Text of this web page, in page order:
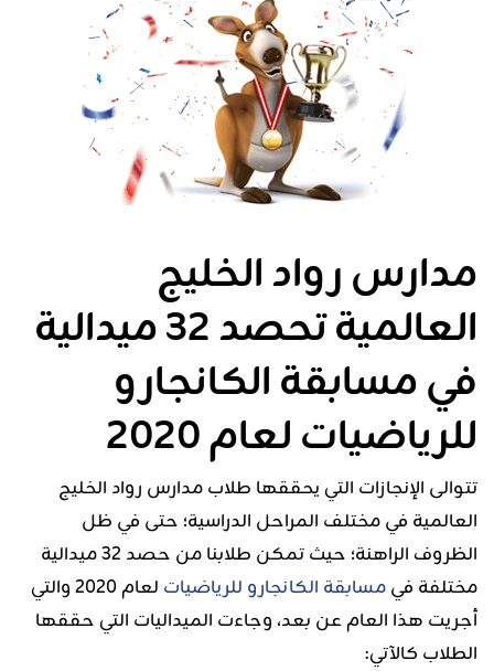
مدارس رواد الخليج
العالمية تحصد 32 ميدالية
في مسابقة الكانجارو
للرياضيات لعام 2020
تتوالى الإنجازات التي يحققها طلاب مدارس رواد الخليج
العالمية في مختلف المراحل الدراسية؛ حتى في ظل
الظروف الراهنة؛ حيث تمكن طلابنا من حصد 32 ميدالية
مختلفة فيمسابقة الكانجارو للرياضيات
لعام 2020 والتي
أجريت هذا العام عن بعد، وجاءت الميداليات التي حققها
الطلاب كالآتي: